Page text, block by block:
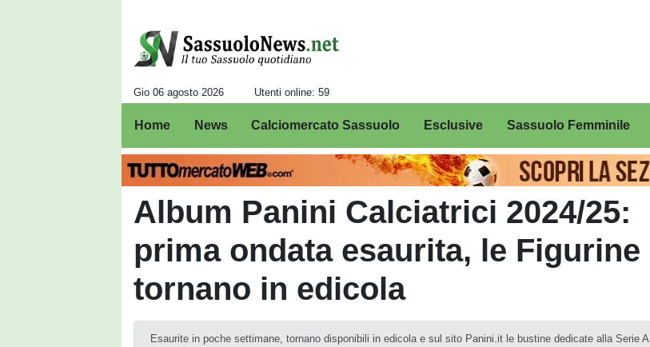
Gio 06 agosto 2026 Utenti online: 59
Home News Calciomercato Sassuolo Esclusive Sassuolo Femminile
Album Panini Calciatrici 2024/25:
prima ondata esaurita, le Figurine
tornano in edicola
Esaurite in poche settimane, tornano disponibili in edicola e sul sito Panini.it le bustine dedicate alla Serie A